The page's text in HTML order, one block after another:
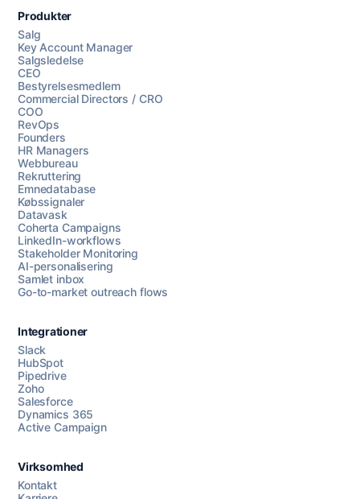
Chat med os
AI Campaign Assist
Produkter
Salg
Key Account Manager
Salgsledelse
CEO
Bestyrelsesmedlem
Commercial Directors / CRO
COO
RevOps
Founders
HR Managers
Webbureau
Rekruttering
Emnedatabase
Købssignaler
Datavask
Coherta Campaigns
LinkedIn-workflows
Stakeholder Monitoring
AI-personalisering
Samlet inbox
Go-to-market outreach flows
Integrationer
Slack
HubSpot
Pipedrive
Zoho
Salesforce
Dynamics 365
Active Campaign
Virksomhed
Kontakt